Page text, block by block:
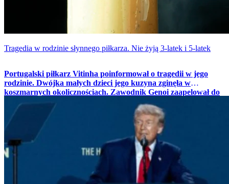
Tragedia w rodzinie słynnego piłkarza. Nie żyją 3-latek i 5-latek
Portugalski piłkarz Vitinha poinformował o tragedii w jego
rodzinie. Dwójka małych dzieci jego kuzyna zginęła w
koszmarnych okolicznościach. Zawodnik Genoi zaapelował do
fanów o wsparcie zbiórki na rzecz bliskich.